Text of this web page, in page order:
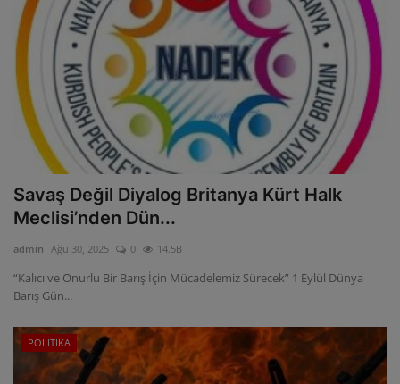
Savaş Değil Diyalog Britanya Kürt Halk
Meclisi’nden Dün...
admin Ağu 30, 2025 0 14.5B
“Kalıcı ve Onurlu Bir Barış İçin Mücadelemiz Sürecek” 1 Eylül Dünya
Barış Gün...
POLİTİKA